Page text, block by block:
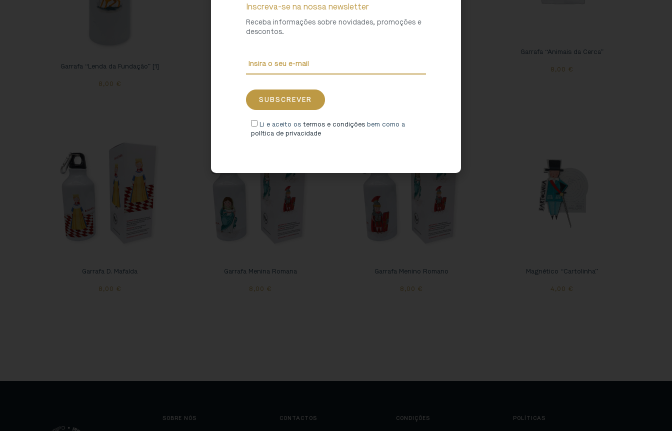
Garrafa “Lenda da Fundação” [1]
8,00 €
Garrafa “Lenda da Fundação” [2]
Garrafa “Animais da Cerca”
8,00€
Garrafa D. Mafalda
8,00 €
Garrafa Menina Romana
8,00€
Garrafa Menino Romano
8,00 €
Magnético “Cartolinha”
4,00€
SOBRE NÓS CONTACTOS CONDIÇÕES POLÍTICAS
Inscreva-se na nossa newsletter
Receba informações sobre novidades, promoções e
descontos.
Li e aceito os termos e condições bem como a
política de privacidade